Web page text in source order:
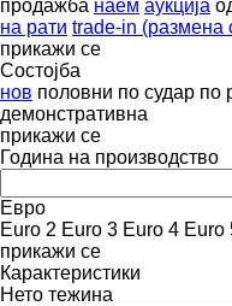
продажба наем аукција
на рати trade-in (размена
прикажи се
Состојба
нов половни по судар по
демонстративна
прикажи се
Година на производство
Евро
Euro 2 Euro 3 Euro 4 Euro
прикажи се
Карактеристики
Нето тежина